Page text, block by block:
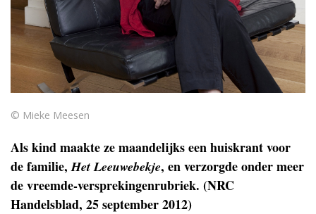
© Mieke Meesen
Als kind maakte ze maandelijks een huiskrant voor
de familie,Het Leeuwebekje, en verzorgde onder meer
de vreemde-versprekingenrubriek. (NRC
Handelsblad, 25 september 2012)